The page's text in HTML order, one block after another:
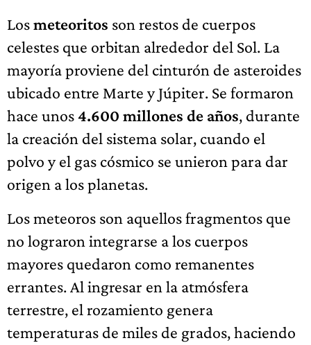
Losmeteoritos son restos de cuerpos
celestes que orbitan alrededor del Sol. La
mayoría proviene del cinturón de asteroides
ubicado entre Marte y Júpiter. Se formaron
hace unos4.600 millones de años, durante
la creación del sistema solar, cuando el
polvo y el gas cósmico se unieron para dar
origen a los planetas.
Los meteoros son aquellos fragmentos que
no lograron integrarse a los cuerpos
mayores quedaron como remanentes
errantes. Al ingresar en la atmósfera
terrestre, el rozamiento genera
temperaturas de miles de grados, haciendo